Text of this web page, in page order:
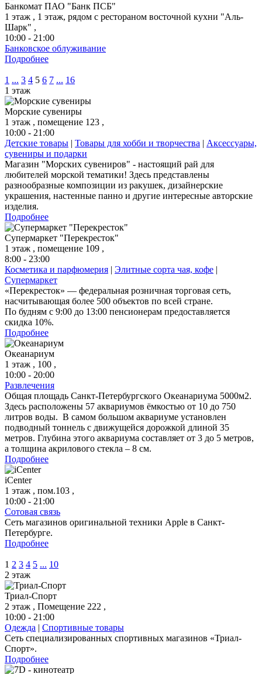
Банкомат ПАО "Банк ПСБ"
1 этаж , 1 этаж, рядом с рестораном восточной кухни "Аль-
Шарк" ,
10:00 - 21:00
Банковское облуживание
Подробнее
1 ... 3 4 5 6 7 ... 16
1 этаж
Морские сувениры
1 этаж , помещение 123 ,
10:00 - 21:00
Детские товары | Товары для хобби и творчества | Аксессуары,
сувениры и подарки
Магазин "Морских сувениров" - настоящий рай для
любителей морской тематики! Здесь представлены
разнообразные композиции из ракушек, дизайнерские
украшения, настенные панно и другие интересные авторские
изделия.
Подробнее
Супермаркет "Перекресток"
1 этаж , помещение 109 ,
8:00 - 23:00
Косметика и парфюмерия | Элитные сорта чая, кофе |
Супермаркет
«Перекресток» — федеральная розничная торговая сеть,
насчитывающая более 500 объектов по всей стране.
По будням с 9:00 до 13:00 пенсионерам предоставляется
скидка 10%.
Подробнее
Океанариум
1 этаж , 100 ,
10:00 - 20:00
Развлечения
Общая площадь Санкт-Петербургского Океанариума 5000м2.
Здесь расположены 57 аквариумов ёмкостью от 10 до 750
литров воды. В самом большом аквариуме установлен
подводный тоннель с движущейся дорожкой длиной 35
метров. Глубина этого аквариума составляет от 3 до 5 метров,
а толщина акрилового стекла – 8 см.
Подробнее
iCenter
1 этаж , пом.103 ,
10:00 - 21:00
Сотовая связь
Сеть магазинов оригинальной техники Apple в Санкт-
Петербурге.
Подробнее
1 2 3 4 5 ... 10
2 этаж
Триал-Спорт
2 этаж , Помещение 222 ,
10:00 - 21:00
Одежда | Спортивные товары
Сеть специализированных спортивных магазинов «Триал-
Спорт».
Подробнее